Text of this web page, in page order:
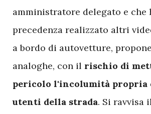
amministratore delegato e che
precedenza realizzato altri
a bordo di autovetture,
analoghe, con il rischio di
pericolo l'incolumità propria
utenti della strada. Si ravvisa